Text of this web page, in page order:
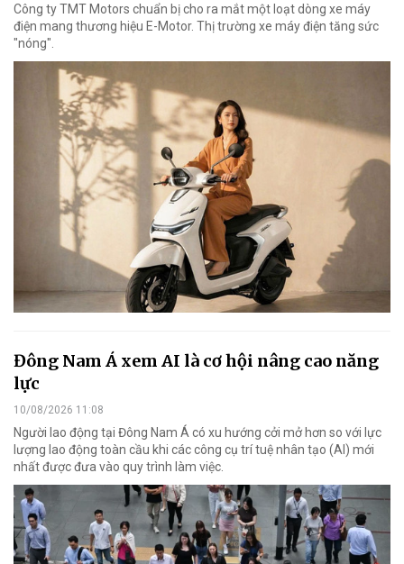
Công ty TMT Motors chuẩn bị cho ra mắt một loạt dòng xe máy
điện mang thương hiệu E-Motor. Thị trường xe máy điện tăng sức
"nóng".
Đông Nam Á xem AI là cơ hội nâng cao năng
lực
10/08/2026 11:08
Người lao động tại Đông Nam Á có xu hướng cởi mở hơn so với lực
lượng lao động toàn cầu khi các công cụ trí tuệ nhân tạo (AI) mới
nhất được đưa vào quy trình làm việc.